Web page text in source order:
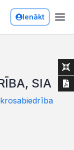
Ienākt
SIA